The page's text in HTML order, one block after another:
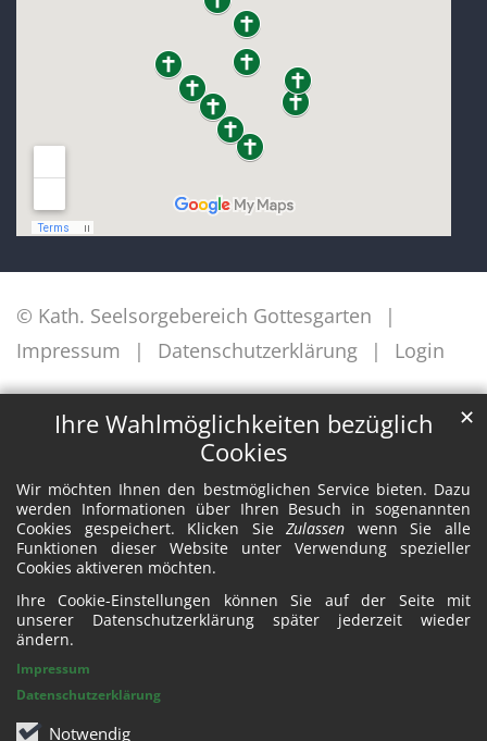
Ihre Wahlmöglichkeiten bezüglich
Cookies
Wir möchten Ihnen den bestmöglichen Service bieten. Dazu
werden Informationen über Ihren Besuch in sogenannten
Cookies gespeichert. Klicken SieZulassen wenn Sie alle
Funktionen dieser Website unter Verwendung spezieller
Cookies aktiveren möchten.
Ihre Cookie-Einstellungen können Sie auf der Seite mit
unserer Datenschutzerklärung später jederzeit wieder
ändern.
Notwendig
✕
Impressum
Datenschutzerklärung
© Kath. Seelsorgebereich Gottesgarten
Impressum
Datenschutzerklärung Login